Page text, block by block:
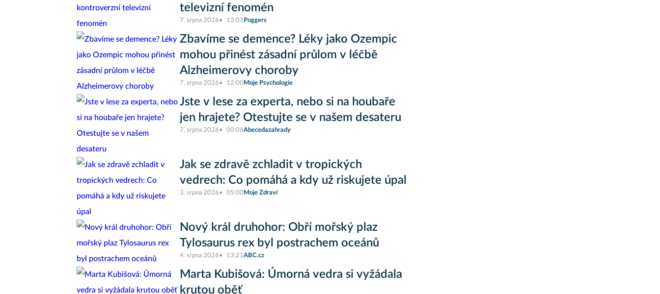
televizní fenomén
7. srpna 2026 13:03 Poggers
Zbavíme se demence? Léky jako Ozempic
mohou přinést zásadní průlom v léčbě
Alzheimerovy choroby
7. srpna 2026 12:00 Moje Psychologie
Jste v lese za experta, nebo si na houbaře
jen hrajete? Otestujte se v našem desateru
7. srpna 2026 00:06Abecedazahrady
Jak se zdravě zchladit v tropických
vedrech: Co pomáhá a kdy už riskujete úpal
3. srpna 2026 05:00 Moje Zdraví
Nový král druhohor: Obří mořský plaz
Tylosaurus rex byl postrachem oceánů
4. srpna 2026 13:21ABC.cz
Marta Kubišová: Úmorná vedra si vyžádala
krutou oběť